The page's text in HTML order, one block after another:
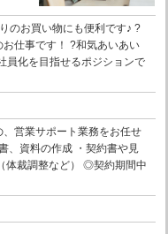
のお買い物にも便利です♪ ?
仕事です！ ?和気あいあい
員化を目指せるポジションで
営業サポート業務をお任せ
、資料の作成 ・契約書や見
体裁調整など） ◎契約期間中